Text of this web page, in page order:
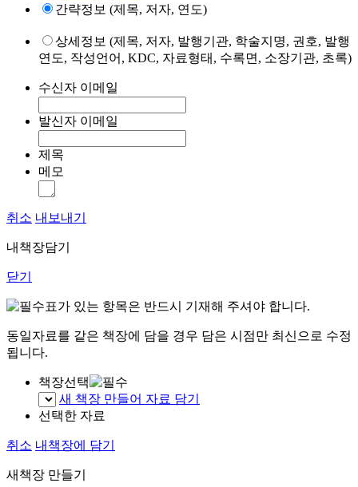
간략정보 (제목, 저자, 연도)
상세정보 (제목, 저자, 발행기관, 학술지명, 권호, 발행
연도, 작성언어, KDC, 자료형태, 수록면, 소장기관, 초록)
수신자 이메일
발신자 이메일
제목
메모
취소 내보내기
내책장담기
닫기
표가 있는 항목은 반드시 기재해 주셔야 합니다.
동일자료를 같은 책장에 담을 경우 담은 시점만 최신으로 수정
됩니다.
책장선택
새 책장 만들어 자료 담기
선택한 자료
취소 내책장에 담기
새책장 만들기